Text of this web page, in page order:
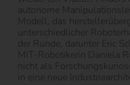
autonome
Modell, das
unterschiedlicher
der Runde, darunter Eric
MIT-Robotikerin Daniela
nicht als
in eine neue